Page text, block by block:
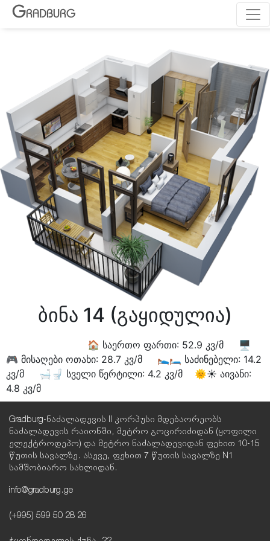
GRADBURG
ბინა 14 (გაყიდულია)
🏠 საერთო ფართი: 52.9 კვ/მ 🖥
🎮 მისაღები ოთახი: 28.7 კვ/მ 🛌🛏 საძინებელი: 14.2
კვ/მ 🛁🚽 სველი წერტილი: 4.2 კვ/მ 🌞☀️ აივანი:
4.8 კვ/მ
Gradburg-ნაძალადევის II კორპუსი მდებაორეობს
ნაძალადევის რაიონში, მეტრო გოცირიძიდან (ყოფილი
ელექტროდეპო) და მეტრო ნაძალადევიდან ფეხით 10-15
წუთის სავალზე. ასევე, ფეხით 7 წუთის სავალზე N1
სამშობიარო სახლიდან.
info@gradburg.ge
(+995) 599 50 28 26